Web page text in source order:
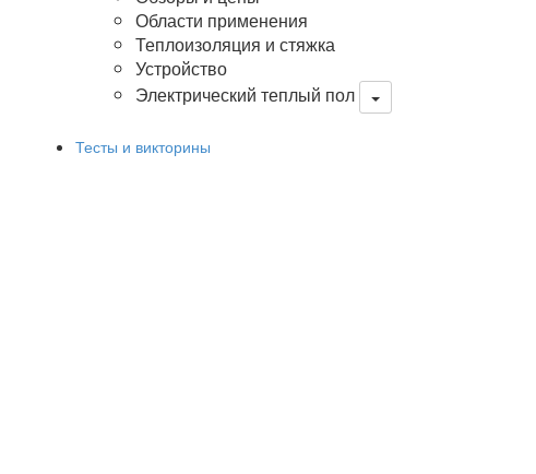
Области применения
Теплоизоляция и стяжка
Устройство
Электрический теплый пол
Тесты и викторины